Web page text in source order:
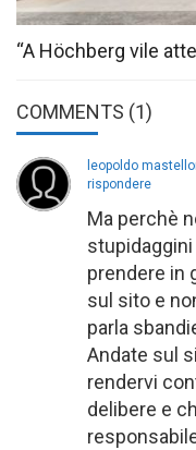
“A Höchberg vile
COMMENTS (1)
leopoldo
rispondere
Ma perchè
prendere in
sul sito e
parla
Andate sul
rendervi
delibere e